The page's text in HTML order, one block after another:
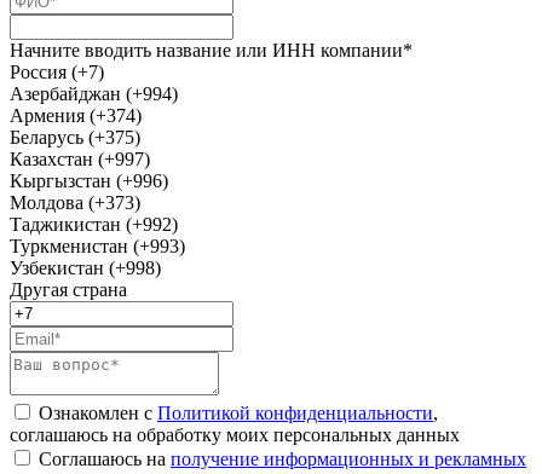
Начните вводить название или ИНН компании*
Россия (+7)
Азербайджан (+994)
Армения (+374)
Беларусь (+375)
Казахстан (+997)
Кыргызстан (+996)
Молдова (+373)
Таджикистан (+992)
Туркменистан (+993)
Узбекистан (+998)
Другая страна
Ознакомлен с Политикой конфиденциальности,
соглашаюсь на обработку моих персональных данных
Соглашаюсь на получение информационных и рекламных